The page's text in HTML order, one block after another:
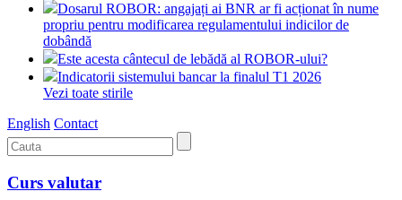
Dosarul ROBOR: angajați ai BNR ar fi acționat în nume
propriu pentru modificarea regulamentului indicilor de
dobândă
Este acesta cântecul de lebădă al ROBOR-ului?
Indicatorii sistemului bancar la finalul T1 2026
Vezi toate stirile
English Contact
Curs valutar